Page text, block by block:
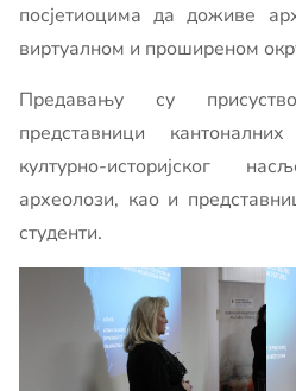
посјетиоцима да доживе
виртуалном и проширеном
Предавању су
представници
културно-историјског
археолози, као и
студенти.